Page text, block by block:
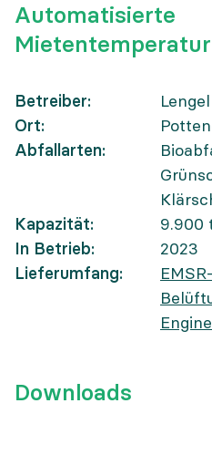
Automatisierte
Betreiber
Ort
Abfallarten
Kapazität
9.900
In Betrieb
2023
Lieferumfang
Downloads